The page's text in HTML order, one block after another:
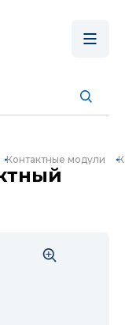
Контактные модули